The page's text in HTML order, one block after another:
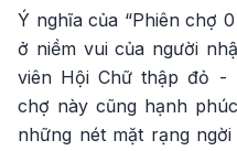
Ý nghĩa của “Phiên chợ
ở niềm vui của người
viên Hội Chữ thập đỏ -
chợ này cũng hạnh
những nét mặt rạng